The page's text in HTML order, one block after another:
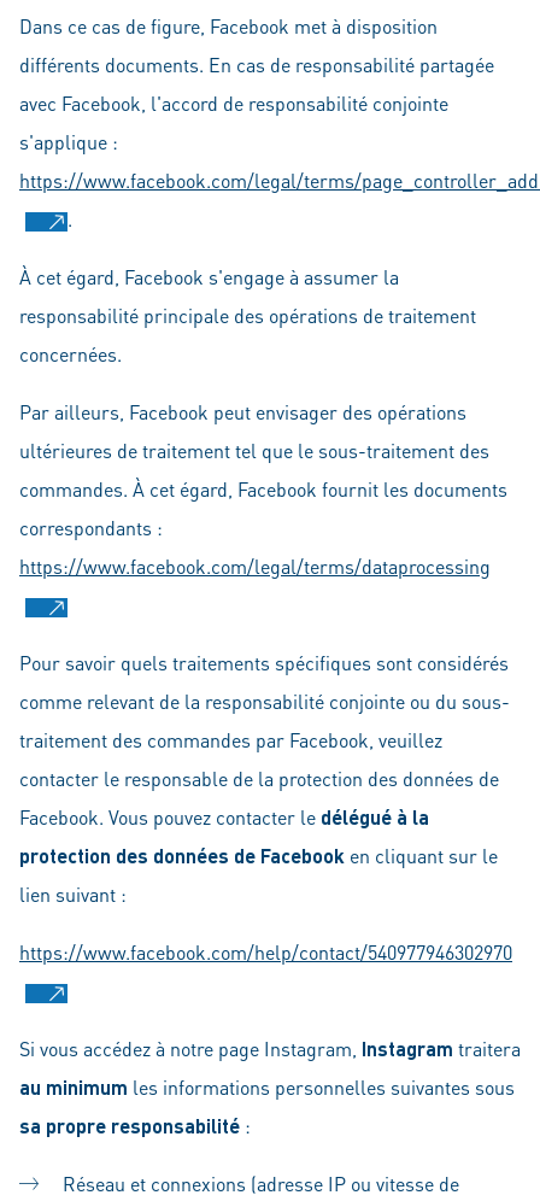
Dans ce cas de figure, Facebook met à disposition
différents documents. En cas de responsabilité partagée
avec Facebook, l'accord de responsabilité conjointe
s'applique :
https://www.facebook.com/legal/terms/
.
À cet égard, Facebook s'engage à assumer la
responsabilité principale des opérations de traitement
concernées.
Par ailleurs, Facebook peut envisager des opérations
ultérieures de traitement tel que le sous-traitement des
commandes. À cet égard, Facebook fournit les documents
correspondants :
https://www.facebook.com/legal/terms/dataprocessing
Pour savoir quels traitements spécifiques sont considérés
comme relevant de la responsabilité conjointe ou du sous-
traitement des commandes par Facebook, veuillez
contacter le responsable de la protection des données de
Facebook. Vous pouvez contacter le délégué à la
protection des données de Facebook en cliquant sur le
lien suivant :
https://www.facebook.com/help/contact/540977946302970
Si vous accédez à notre page Instagram, Instagram traitera
au minimum les informations personnelles suivantes sous
sa propre responsabilité :
Réseau et connexions (adresse IP ou vitesse de